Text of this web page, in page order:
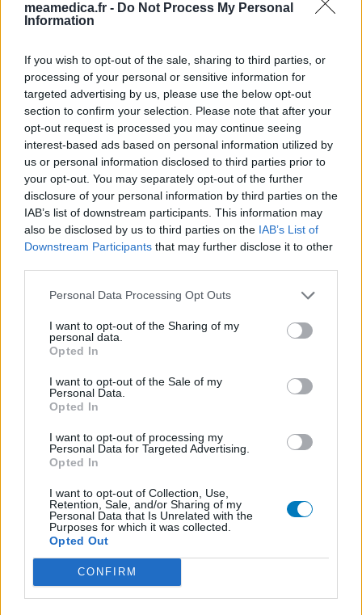
meamedica.fr - Do Not Process My Personal
Information
If you wish to opt-out of the sale, sharing to third parties, or
processing of your personal or sensitive information for
targeted advertising by us, please use the below opt-out
section to confirm your selection. Please note that after your
opt-out request is processed you may continue seeing
interest-based ads based on personal information utilized by
us or personal information disclosed to third parties prior to
your opt-out. You may separately opt-out of the further
disclosure of your personal information by third parties on the
IAB’s list of downstream participants. This information may
also be disclosed by us to third parties on the IAB’s List of
Downstream Participants that may further disclose it to other
Personal Data Processing Opt Outs
I want to opt-out of the Sharing of my
personal data.
Opted In
I want to opt-out of the Sale of my
Personal Data.
Opted In
I want to opt-out of processing my
Personal Data for Targeted Advertising.
Opted In
I want to opt-out of Collection, Use,
Retention, Sale, and/or Sharing of my
Personal Data that Is Unrelated with the
Purposes for which it was collected.
Opted Out
CONFIRM
Deroxat (366)
Citalopram (358)
Dépression - antidépresseurs IRS
Metformine (357)
Diabètes - médicaments oraux
Pyostacine (311)
Antibiotiques - autre
Bisoprolol (299)
Tension artérielle - beta bloquant
Tahor (299)
Cholestérol
Propranolol (292)
Tension artérielle - beta bloquant
Psychose / schizophrénie - antipsychotique
Victoza (261)
Cerazette (259)
Contraception - autre
Concerta (252)
ADHD - psychostimulants
Keppra (245)
Epilepsie
Doxycycline (243)
Antibiotiques - tetracyclines
Laroxyl (239)